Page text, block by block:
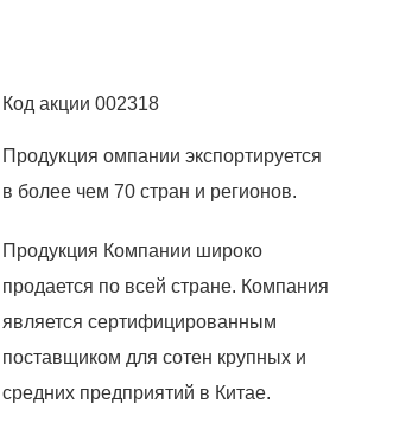
Код акции 002318
Продукция омпании экспортируется
в более чем 70 стран и регионов.
Продукция Компании широко
продается по всей стране. Компания
является сертифицированным
поставщиком для сотен крупных и
средних предприятий в Китае.